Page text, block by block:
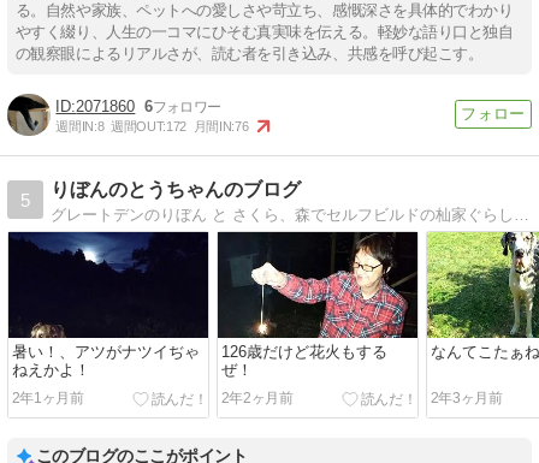
る。自然や家族、ペットへの愛しさや苛立ち、感慨深さを具体的でわかり
やすく綴り、人生の一コマにひそむ真実味を伝える。軽妙な語り口と独自
の観察眼によるリアルさが、読む者を引き込み、共感を呼び起こす。
2071860 6
週間IN:8 週間OUT:172 月間IN:76
5
りぼんのとうちゃんのブログ
暑い！、アツがナツイぢゃ
ねえかよ！
2年1ヶ月前
126歳だけど花火もする
ぜ！
2年2ヶ月前
なんてこたぁ
2年3ヶ月前
このブログのここがポイント